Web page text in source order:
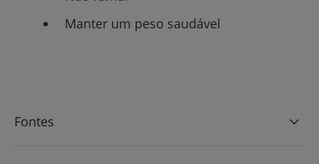
Manter um peso saudável
Fontes